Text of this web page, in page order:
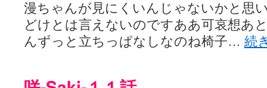
漫ちゃんが見にくいんじゃないかと思
どけとは言えないのですああ可哀想あ
んずっと立ちっぱなしなのね椅子… 続